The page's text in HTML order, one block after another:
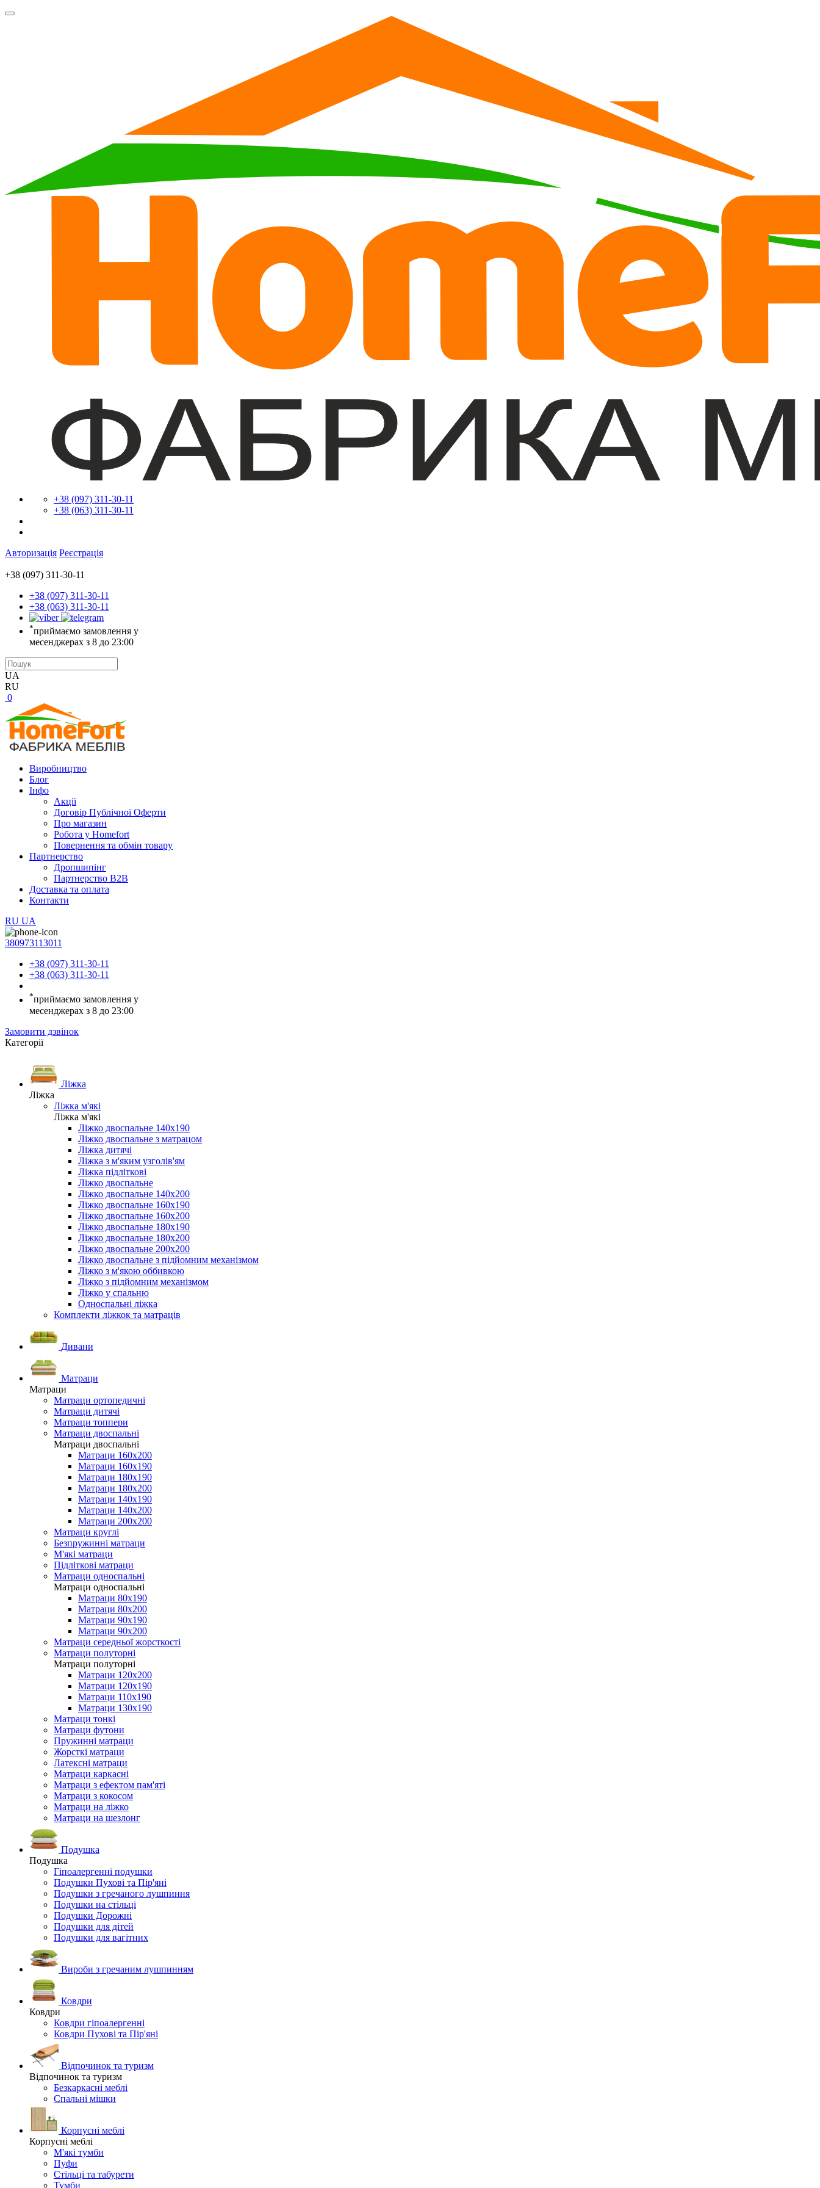
+38 (097) 311-30-11
+38 (063) 311-30-11
Авторизація Реєстрація
+38 (097) 311-30-11
+38 (097) 311-30-11
+38 (063) 311-30-11
*приймаємо замовлення у
месенджерах з 8 до 23:00
UA
RU
0
Виробництво
Блог
Інфо
Акції
Договір Публічної Оферти
Про магазин
Робота у Homefort
Повернення та обмін товару
Партнерство
Дропшипінг
Партнерство B2B
Доставка та оплата
Контакти
RU UA
380973113011
+38 (097) 311-30-11
+38 (063) 311-30-11
*приймаємо замовлення у
месенджерах з 8 до 23:00
Замовити дзвінок
Категорії
Ліжка
Ліжка
Ліжка м'які
Ліжка м'які
Ліжко двоспальне 140х190
Ліжко двоспальне з матрацом
Ліжка дитячі
Ліжка з м'яким узголів'ям
Ліжка підліткові
Ліжко двоспальне
Ліжко двоспальне 140х200
Ліжко двоспальне 160х190
Ліжко двоспальне 160х200
Ліжко двоспальне 180х190
Ліжко двоспальне 180х200
Ліжко двоспальне 200х200
Ліжко двоспальне з підйомним механізмом
Ліжко з м'якою оббивкою
Ліжко з підйомним механізмом
Ліжко у спальню
Односпальні ліжка
Комплекти ліжкок та матраців
Дивани
Матраци
Матраци
Матраци ортопедичні
Матраци дитячі
Матраци топпери
Матраци двоспальні
Матраци двоспальні
Матраци 160х200
Матраци 160х190
Матраци 180х190
Матраци 180х200
Матраци 140х190
Матраци 140х200
Матраци 200х200
Матраци круглі
Безпружинні матраци
М'які матраци
Підліткові матраци
Матраци односпальні
Матраци односпальні
Матраци 80х190
Матраци 80х200
Матраци 90х190
Матраци 90х200
Матраци середньої жорсткості
Матраци полуторні
Матраци полуторні
Матраци 120х200
Матраци 120х190
Матраци 110х190
Матраци 130х190
Матраци тонкі
Матраци футони
Пружинні матраци
Жорсткі матраци
Латексні матраци
Матраци каркасні
Матраци з ефектом пам'яті
Матраци з кокосом
Матраци на ліжко
Матраци на шезлонг
Подушка
Подушка
Гіпоалергенні подушки
Подушки Пухові та Пір'яні
Подушки з гречаного лушпиння
Подушки на стільці
Подушки Дорожні
Подушки для дітей
Подушки для вагітних
Вироби з гречаним лушпинням
Ковдри
Ковдри
Ковдри гіпоалергенні
Ковдри Пухові та Пір'яні
Відпочинок та туризм
Відпочинок та туризм
Безкаркасні меблі
Спальні мішки
Корпусні меблі
Корпусні меблі
М'які тумби
Пуфи
Стільці та табурети
Тумби